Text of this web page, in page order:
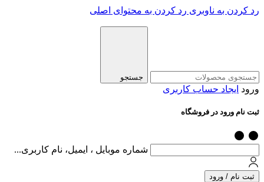
رد کردن به ناوبری رد کردن به محتوای اصلی
جستجو
ورود ایجاد حساب کاربری
ثبت نام ورود در فروشگاه
شماره موبایل ، ایمیل، نام کاربری...
ثبت نام / ورود